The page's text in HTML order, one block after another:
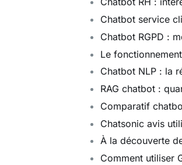
Chatbot service
Chatbot RGPD :
Le
Chatbot NLP : la
RAG chatbot :
Comparatif
Chatsonic avis
À la découverte
Comment utiliser